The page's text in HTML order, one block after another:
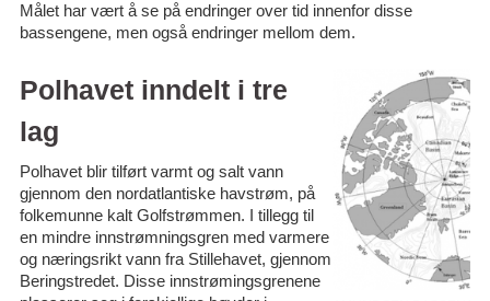
Målet har vært å se på endringer over tid innenfor disse
bassengene, men også endringer mellom dem.
Polhavet inndelt i tre
lag
Polhavet blir tilført varmt og salt vann
gjennom den nordatlantiske havstrøm, på
folkemunne kalt Golfstrømmen. I tillegg til
en mindre innstrømningsgren med varmere
og næringsrikt vann fra Stillehavet, gjennom
Beringstredet. Disse innstrømingsgrenene